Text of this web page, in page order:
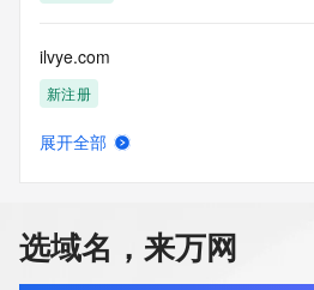
ilvye.com
新注册
ctra.top
展开全部
选域名，来万网